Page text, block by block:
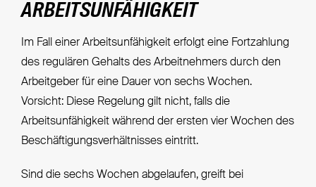
ARBEITSUNFÄHIGKEIT
Im Fall einer Arbeitsunfähigkeit erfolgt eine Fortzahlung
des regulären Gehalts des Arbeitnehmers durch den
Arbeitgeber für eine Dauer von sechs Wochen.
Vorsicht: Diese Regelung gilt nicht, falls die
Arbeitsunfähigkeit während der ersten vier Wochen des
Beschäftigungsverhältnisses eintritt.
Sind die sechs Wochen abgelaufen, greift bei